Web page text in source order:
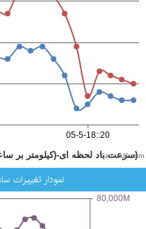
CanvasJS.com
نمودار تغییرات